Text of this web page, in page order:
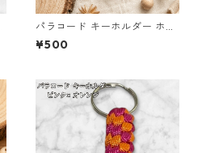
パラコード キーホルダー ホワ
イト× グリーン・ブラウン ハ
ンドメイド 国産 本革 ヌメ革
¥500